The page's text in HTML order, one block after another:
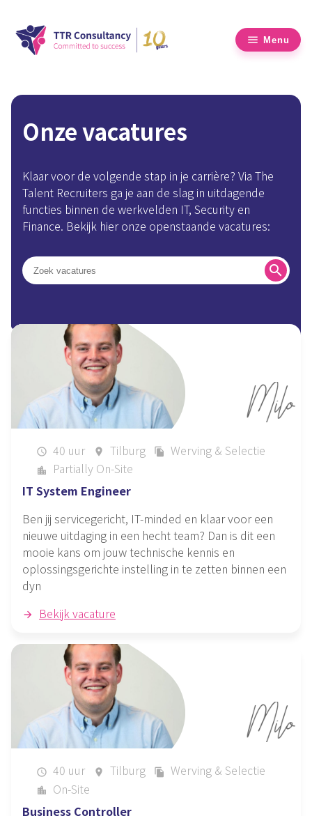
Menu
Onze vacatures
Klaar voor de volgende stap in je carrière? Via The
Talent Recruiters ga je aan de slag in uitdagende
functies binnen de werkvelden IT, Security en
Finance. Bekijk hier onze openstaande vacatures:

schedule 40 uur place Tilburg file_copy Werving & Selectie
location_city
Partially On-Site
IT System Engineer
Ben jij servicegericht, IT-minded en klaar voor een
nieuwe uitdaging in een hecht team? Dan is dit een
mooie kans om jouw technische kennis en
oplossingsgerichte instelling in te zetten binnen een
dyn
Bekijk vacature
schedule 40 uur place Tilburg file_copy Werving & Selectie
location_city
On-Site
Business Controller